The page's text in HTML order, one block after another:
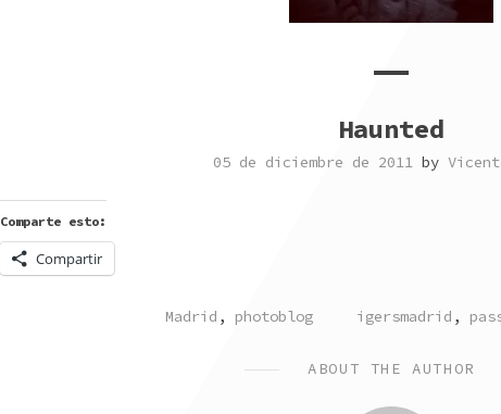
Haunted
05 de diciembre de 2011 by
Comparte esto:
Compartir
POSTED
Madrid , photoblog TAGGED
igersmadrid ,
ABOUT THE AUTHOR